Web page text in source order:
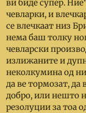
ви биде супер.
чевларки, и
се влечкаат низ
нема баш толку
чевларски
излижаните и
неколкумина од
да ве тормозат, да
добро, или нешто
резолуции за тоа